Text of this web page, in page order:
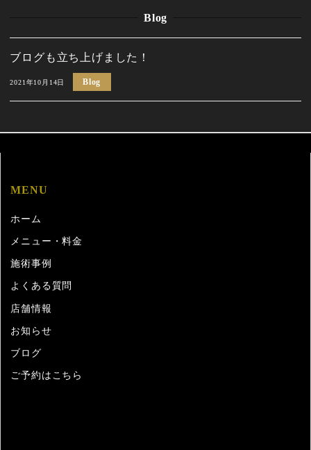
Blog
ブログも立ち上げました！
2021年10月14日 Blog
MENU
ホーム
メニュー・料金
施術事例
よくある質問
店舗情報
お知らせ
ブログ
ご予約はこちら